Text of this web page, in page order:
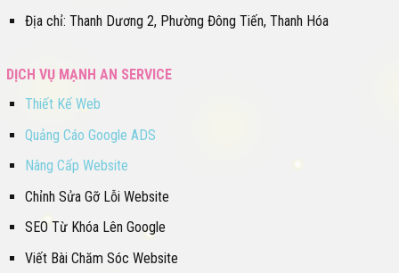
Địa chỉ: Thanh Dương 2, Phường Đông Tiến, Thanh Hóa
DỊCH VỤ MẠNH AN SERVICE
Thiết Kế Web
Quảng Cáo Google ADS
Nâng Cấp Website
Chỉnh Sửa Gỡ Lỗi Website
SEO Từ Khóa Lên Google
Viết Bài Chăm Sóc Website